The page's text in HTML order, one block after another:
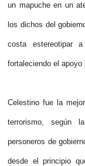
un mapuche en un
los dichos del
costa estereotipar
fortaleciendo el
Celestino fue la
terrorismo, según
personeros de
desde el principio